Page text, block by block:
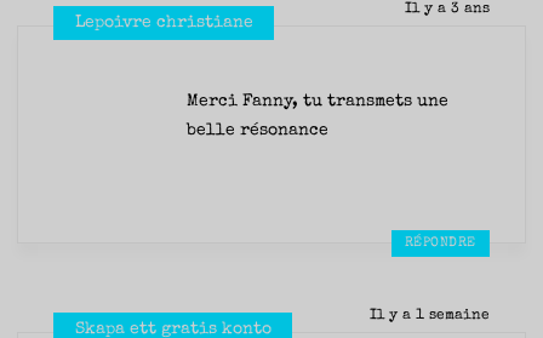
Il y a 3 ans
Lepoivre christiane
Merci Fanny, tu transmets une
belle résonance
RÉPONDRE
Il y a 1 semaine
Skapa ett gratis konto